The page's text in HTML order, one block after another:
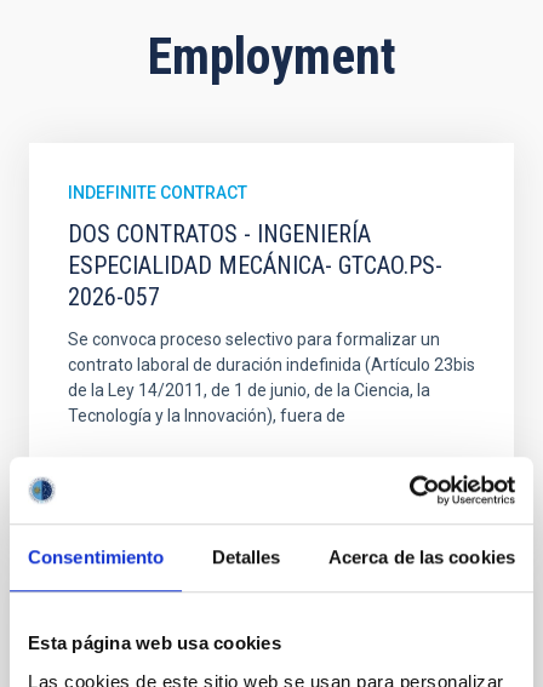
Consentimiento Detalles Acerca de las cookies
Esta página web usa cookies
Las cookies de este sitio web se usan para personalizar
Employment
INDEFINITE CONTRACT
DOS CONTRATOS - INGENIERÍA
ESPECIALIDAD MECÁNICA- GTCAO.PS-
2026-057
Se convoca proceso selectivo para formalizar un
contrato laboral de duración indefinida (Artículo 23bis
de la Ley 14/2011, de 1 de junio, de la Ciencia, la
Tecnología y la Innovación), fuera de
UN CONTRATO - TÉCNICO/A DE TALLER -